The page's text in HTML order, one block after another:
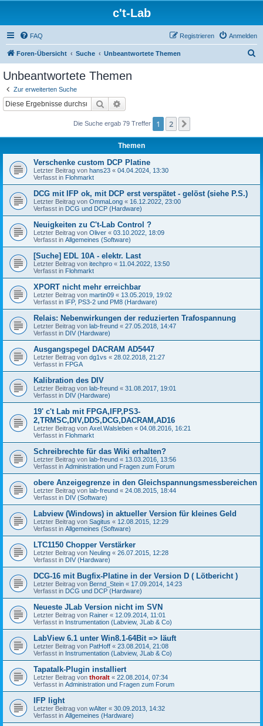
c't-Lab
FAQ Anmelden
Registrieren
Foren-Übersicht Suche Unbeantwortete Themen
Unbeantwortete Themen
Zur erweiterten Suche
Suche
Die Suche ergab 79 Treffer 1 2
Themen
Verschenke custom DCP Platine
Letzter Beitrag von hans23 « 04.04.2024, 13:30
Verfasst in Flohmarkt
DCG mit IFP ok, mit DCP erst verspätet - gelöst (siehe P.S.)
Letzter Beitrag von OmmaLong « 16.12.2022, 23:00
Verfasst in DCG und DCP (Hardware)
Neuigkeiten zu C't-Lab Control ?
Letzter Beitrag von Oliver « 03.10.2022, 18:09
Verfasst in Allgemeines (Software)
[Suche] EDL 10A - elektr. Last
Letzter Beitrag von itechpro « 11.04.2022, 13:50
Verfasst in Flohmarkt
XPORT nicht mehr erreichbar
Letzter Beitrag von martin09 « 13.05.2019, 19:02
Verfasst in IFP, PS3-2 und PM8 (Hardware)
Relais: Nebenwirkungen der reduzierten Trafospannung
Letzter Beitrag von lab-freund « 27.05.2018, 14:47
Verfasst in DIV (Hardware)
Ausgangspegel DACRAM AD5447
Letzter Beitrag von dg1vs « 28.02.2018, 21:27
Verfasst in FPGA
Kalibration des DIV
Letzter Beitrag von lab-freund « 31.08.2017, 19:01
Verfasst in DIV (Hardware)
19' c't Lab mit FPGA,IFP,PS3-
2,TRMSC,DIV,DDS,DCG,DACRAM,AD16
Letzter Beitrag von Axel.Walsleben « 04.08.2016, 16:21
Verfasst in Flohmarkt
Schreibrechte für das Wiki erhalten?
Letzter Beitrag von lab-freund « 13.03.2016, 13:56
Verfasst in Administration und Fragen zum Forum
obere Anzeigegrenze in den Gleichspannungsmessbereichen
Letzter Beitrag von lab-freund « 24.08.2015, 18:44
Verfasst in DIV (Software)
Labview (Windows) in aktueller Version für kleines Geld
Letzter Beitrag von Sagitus « 12.08.2015, 12:29
Verfasst in Allgemeines (Software)
LTC1150 Chopper Verstärker
Letzter Beitrag von Neuling « 26.07.2015, 12:28
Verfasst in DIV (Hardware)
DCG-16 mit Bugfix-Platine in der Version D ( Lötbericht )
Letzter Beitrag von Bernd_Stein « 17.09.2014, 14:23
Verfasst in DCG und DCP (Hardware)
Neueste JLab Version nicht im SVN
Letzter Beitrag von Rainer « 12.09.2014, 11:01
Verfasst in Instrumentation (Labview, JLab & Co)
LabView 6.1 unter Win8.1-64Bit => läuft
Letzter Beitrag von PatHoff « 23.08.2014, 21:08
Verfasst in Instrumentation (Labview, JLab & Co)
Tapatalk-Plugin installiert
Letzter Beitrag von thoralt « 22.08.2014, 07:34
Verfasst in Administration und Fragen zum Forum
IFP light
Letzter Beitrag von wAlter « 30.09.2013, 14:32
Verfasst in Allgemeines (Hardware)